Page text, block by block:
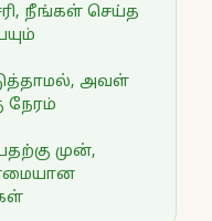
நீங்கள் செய்த
அவள்
நேரம்
முன்,